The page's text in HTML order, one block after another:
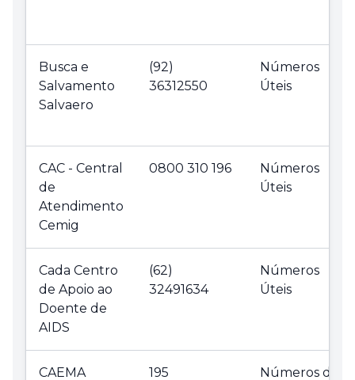
Busca e
Salvamento
Salvaero
(92)
36312550
Números
Úteis
CAC - Central
de
Atendimento
Cemig
0800 310 196
Números
Úteis
Cada Centro
de Apoio ao
Doente de
AIDS
(62)
32491634
Números
Úteis
CAEMA 195
Números de